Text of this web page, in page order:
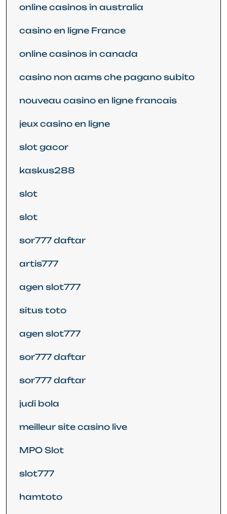
online casinos in australia
casino en ligne France
online casinos in canada
casino non aams che pagano subito
nouveau casino en ligne francais
jeux casino en ligne
slot gacor
kaskus288
slot
slot
sor777 daftar
artis777
agen slot777
situs toto
agen slot777
sor777 daftar
sor777 daftar
judi bola
meilleur site casino live
MPO Slot
slot777
hamtoto